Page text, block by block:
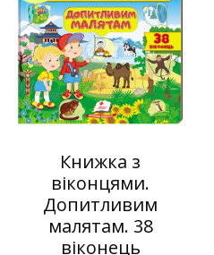
Книжка з
віконцями.
Допитливим
малятам. 38
віконець